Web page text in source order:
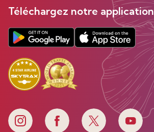
Téléchargez notre application